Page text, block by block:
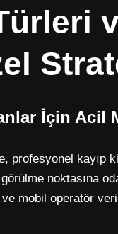
İçin Acil
profesyonel kayıp
noktasına
ve mobil operatör